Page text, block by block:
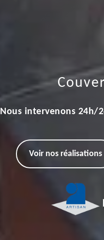
Nous intervenons 24h/
Voir nos réalisations